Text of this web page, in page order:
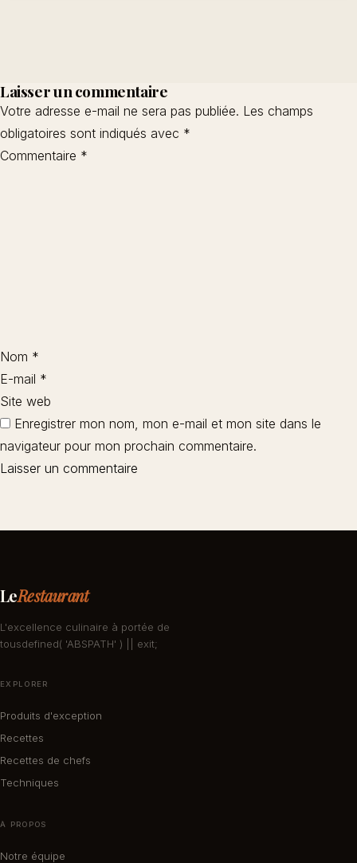
Laisser un commentaire
Votre adresse e-mail ne sera pas publiée. Les champs
obligatoires sont indiqués avec *
Commentaire *
Nom *
E-mail *
Site web
Enregistrer mon nom, mon e-mail et mon site dans le
navigateur pour mon prochain commentaire.
LeRestaurant
L'excellence culinaire à portée de
tousdefined( 'ABSPATH' ) || exit;
EXPLORER
Produits d'exception
Recettes
Recettes de chefs
Techniques
À PROPOS
Notre équipe